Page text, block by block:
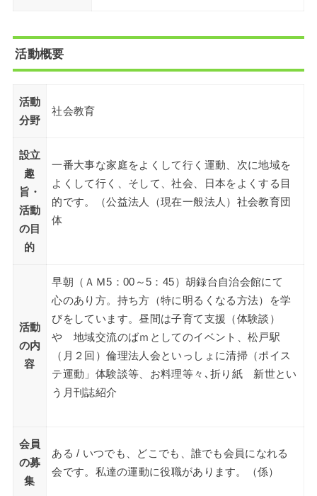
活動概要
活動
分野
社会教育
設立
趣
旨・
活動
の目
的
一番大事な家庭をよくして行く運動、次に地域を
よくして行く、そして、社会、日本をよくする目
的です。（公益法人（現在一般法人）社会教育団
体
活動
の内
容
早朝（ＡＭ5：00～5：45）胡録台自治会館にて
心のあり方。持ち方（特に明るくなる方法）を学
びをしています。昼間は子育て支援（体験談）
や 地域交流のばｍとしてのイベント、松戸駅
（月２回）倫理法人会といっしょに清掃（ポイス
テ運動」体験談等、お料理等々､折り紙 新世とい
う月刊誌紹介
会員
の募
集
ある / いつでも、どこでも、誰でも会員になれる
会です。私達の運動に役職があります。（係）